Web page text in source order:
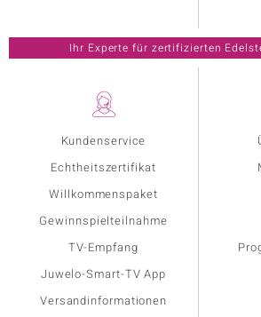
Kundenservice
Echtheitszertifikat
Willkommenspaket
Gewinnspielteilnahme
TV-Empfang
Juwelo-Smart-TV App
Versandinformationen
Ihr Experte für zertifizierten